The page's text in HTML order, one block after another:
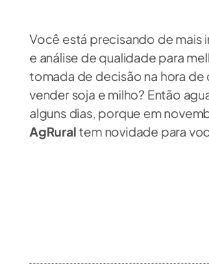
Você está precisando de mais
e análise de qualidade para
tomada de decisão na hora de
vender soja e milho? Então
alguns dias, porque em
AgRuraltem novidade para